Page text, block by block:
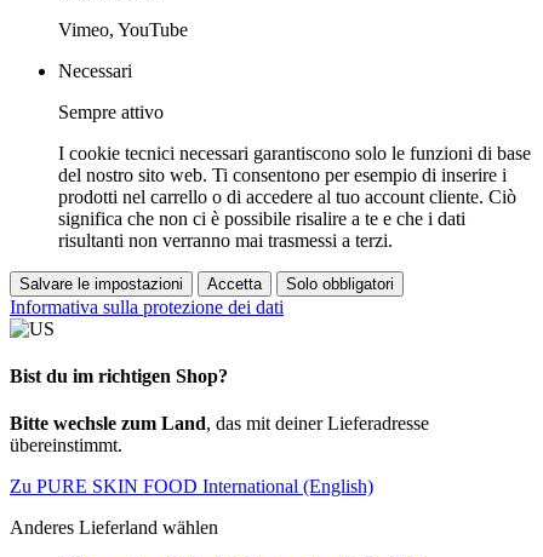
Vimeo, YouTube
Necessari
Sempre attivo
I cookie tecnici necessari garantiscono solo le funzioni di base
del nostro sito web. Ti consentono per esempio di inserire i
prodotti nel carrello o di accedere al tuo account cliente. Ciò
significa che non ci è possibile risalire a te e che i dati
risultanti non verranno mai trasmessi a terzi.
Salvare le impostazioni Accetta Solo obbligatori
Informativa sulla protezione dei dati
Bist du im richtigen Shop?
Bitte wechsle zum Land, das mit deiner Lieferadresse
übereinstimmt.
Zu PURE SKIN FOOD International (English)
Anderes Lieferland wählen